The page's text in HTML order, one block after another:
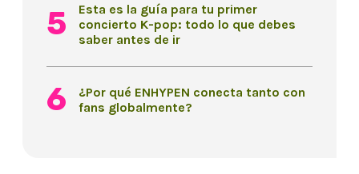
Esta es la guía para tu primer
concierto K-pop: todo lo que debes
saber antes de ir
¿Por qué ENHYPEN conecta tanto con
fans globalmente?